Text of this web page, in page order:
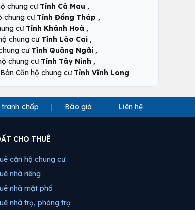
chung cư Tỉnh Cà Mau ,
chung cư Tỉnh Đồng Tháp ,
cư Tỉnh Khánh Hoà ,
chung cư Tỉnh Lào Cai ,
cư Tỉnh Quảng Ngãi ,
chung cư Tỉnh Tây Ninh ,
Bán Căn hộ chung cư Tỉnh Vĩnh Long
chấp Báo giá Liên hệ
CHO THUÊ
căn hộ chung cư
nhà riêng
nhà mặt phố
nhà trọ, phòng trọ